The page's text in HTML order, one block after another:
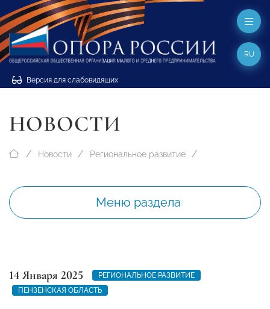
Версия для слабовидящих
RU
НОВОСТИ
Новости Региональное развитие
Меню раздела
14 Января 2025
РЕГИОНАЛЬНОЕ РАЗВИТИЕ
ПЕНЗЕНСКАЯ ОБЛАСТЬ